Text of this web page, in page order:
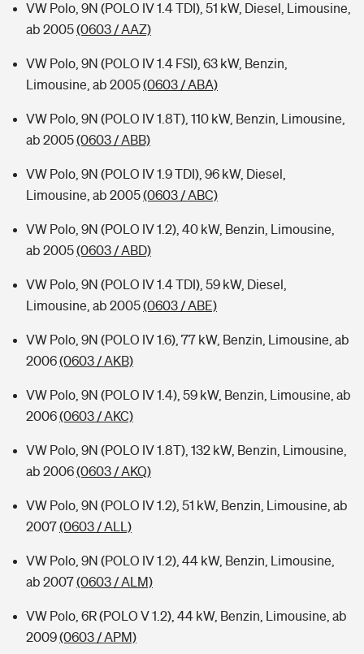
VW Polo, 9N (POLO IV 1.4 TDI), 51 kW, Diesel, Limousine,
ab 2005(0603 / AAZ)
VW Polo, 9N (POLO IV 1.4 FSI), 63 kW, Benzin,
Limousine, ab 2005(0603 / ABA)
VW Polo, 9N (POLO IV 1.8T), 110 kW, Benzin, Limousine,
ab 2005(0603 / ABB)
VW Polo, 9N (POLO IV 1.9 TDI), 96 kW, Diesel,
Limousine, ab 2005(0603 / ABC)
VW Polo, 9N (POLO IV 1.2), 40 kW, Benzin, Limousine,
ab 2005(0603 / ABD)
VW Polo, 9N (POLO IV 1.4 TDI), 59 kW, Diesel,
Limousine, ab 2005(0603 / ABE)
VW Polo, 9N (POLO IV 1.6), 77 kW, Benzin, Limousine, ab
2006(0603 / AKB)
VW Polo, 9N (POLO IV 1.4), 59 kW, Benzin, Limousine, ab
2006(0603 / AKC)
VW Polo, 9N (POLO IV 1.8T), 132 kW, Benzin, Limousine,
ab 2006(0603 / AKQ)
VW Polo, 9N (POLO IV 1.2), 51 kW, Benzin, Limousine, ab
2007(0603 / ALL)
VW Polo, 9N (POLO IV 1.2), 44 kW, Benzin, Limousine,
ab 2007(0603 / ALM)
VW Polo, 6R (POLO V 1.2), 44 kW, Benzin, Limousine, ab
2009(0603 / APM)